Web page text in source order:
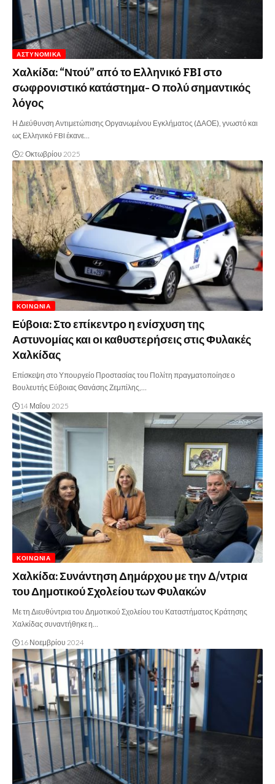
ΑΣΤΥΝΟΜΙΚΆ
Χαλκίδα: “Ντού” από το Ελληνικό FBI στo
σωφρονιστικό κατάστημα- Ο πολύ σημαντικός
λόγος
Η Διεύθυνση Αντιμετώπισης Οργανωμένου Εγκλήματος (ΔΑΟΕ), γνωστό και
ως Ελληνικό FBI έκανε…
2 Οκτωβρίου 2025
ΚΟΙΝΩΝΊΑ
Εύβοια: Στο επίκεντρο η ενίσχυση της
Αστυνομίας και οι καθυστερήσεις στις Φυλακές
Χαλκίδας
Επίσκεψη στο Υπουργείο Προστασίας του Πολίτη πραγματοποίησε ο
Βουλευτής Εύβοιας Θανάσης Ζεμπίλης,…
14 Μαΐου 2025
ΚΟΙΝΩΝΊΑ
Χαλκίδα: Συνάντηση Δημάρχου με την Δ/ντρια
του Δημοτικού Σχολείου των Φυλακών
Με τη Διευθύντρια του Δημοτικού Σχολείου του Καταστήματος Κράτησης
Χαλκίδας συναντήθηκε η…
16 Νοεμβρίου 2024